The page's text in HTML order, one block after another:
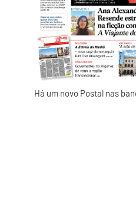
Há um novo Postal nas